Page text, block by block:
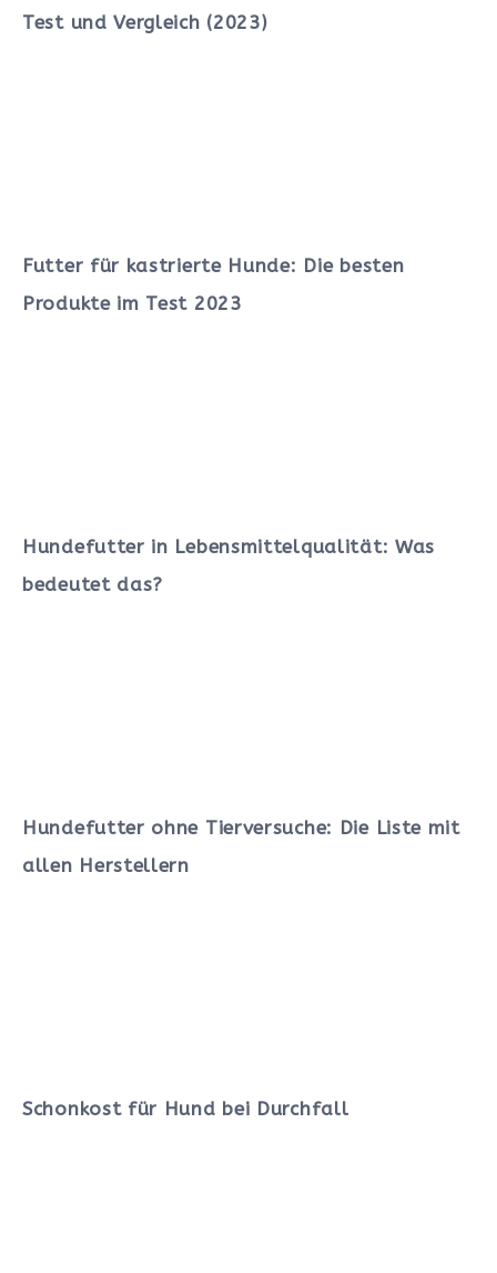
Test und Vergleich (2023)
Futter für kastrierte Hunde: Die besten
Produkte im Test 2023
Hundefutter in Lebensmittelqualität: Was
bedeutet das?
Hundefutter ohne Tierversuche: Die Liste mit
allen Herstellern
Schonkost für Hund bei Durchfall